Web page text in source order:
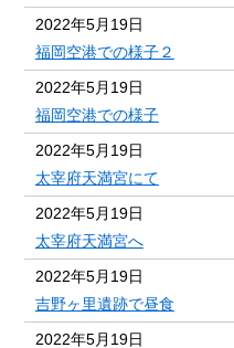
2022年5月19日
福岡空港での様子２
2022年5月19日
福岡空港での様子
2022年5月19日
太宰府天満宮にて
2022年5月19日
太宰府天満宮へ
2022年5月19日
吉野ヶ里遺跡で昼食
2022年5月19日